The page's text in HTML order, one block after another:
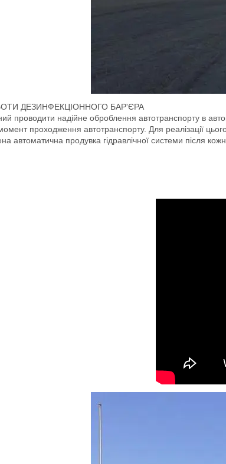
ДЕЗИНФЕКЦІОННОГО БАР'ЄРА
проводити надійне оброблення автотранспорту в
проходження автотранспорту. Для реалізації
автоматична продувка гідравлічної системи після